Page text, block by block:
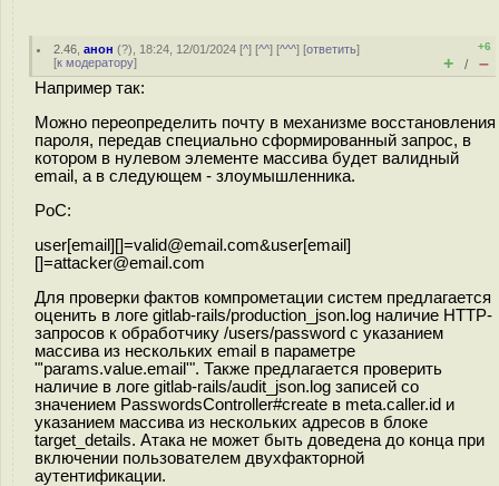
2.46 ,анон (?), 18:24, 12/01/2024 [^] [^^] [^^^] [ответить]
[к модератору]
+6
+ / –
Например так:
Можно переопределить почту в механизме восстановления
пароля, передав специально сформированный запрос, в
котором в нулевом элементе массива будет валидный
email, а в следующем - злоумышленника.
PoC:
user[email][]=valid@email.com&user[email]
[]=attacker@email.com
Для проверки фактов компрометации систем предлагается
оценить в логе gitlab-rails/production_json.log наличие HTTP-
запросов к обработчику /users/password с указанием
массива из нескольких email в параметре
"'params.value.email'". Также предлагается проверить
наличие в логе gitlab-rails/audit_json.log записей со
значением PasswordsController#create в meta.caller.id и
указанием массива из нескольких адресов в блоке
target_details. Атака не может быть доведена до конца при
включении пользователем двухфакторной
аутентификации.